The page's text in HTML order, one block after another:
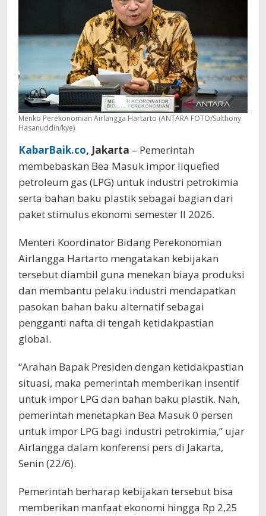
Menko Perekonomian Airlangga Hartarto (ANTARA FOTO/Sulthony
Hasanuddin/kye)
KabarBaik.co, Jakarta – Pemerintah
membebaskan Bea Masuk impor liquefied
petroleum gas (LPG) untuk industri petrokimia
serta bahan baku plastik sebagai bagian dari
paket stimulus ekonomi semester II 2026.
Menteri Koordinator Bidang Perekonomian
Airlangga Hartarto mengatakan kebijakan
tersebut diambil guna menekan biaya produksi
dan membantu pelaku industri mendapatkan
pasokan bahan baku alternatif sebagai
pengganti nafta di tengah ketidakpastian
global.
“Arahan Bapak Presiden dengan ketidakpastian
situasi, maka pemerintah memberikan insentif
untuk impor LPG dan bahan baku plastik. Nah,
pemerintah menetapkan Bea Masuk 0 persen
untuk impor LPG bagi industri petrokimia,” ujar
Airlangga dalam konferensi pers di Jakarta,
Senin (22/6).
Pemerintah berharap kebijakan tersebut bisa
memberikan manfaat ekonomi hingga Rp 2,25